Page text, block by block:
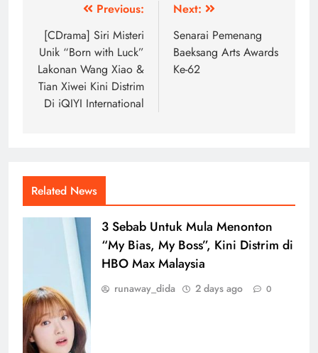
navigation
Previous:
[CDrama] Siri Misteri
Unik “Born with Luck”
Lakonan Wang Xiao &
Tian Xiwei Kini Distrim
Di iQIYI International
Next:
Senarai Pemenang
Baeksang Arts Awards
Ke-62
Related News
3 Sebab Untuk Mula Menonton
“My Bias, My Boss”, Kini Distrim di
HBO Max Malaysia
runaway_dida 2 days ago 0